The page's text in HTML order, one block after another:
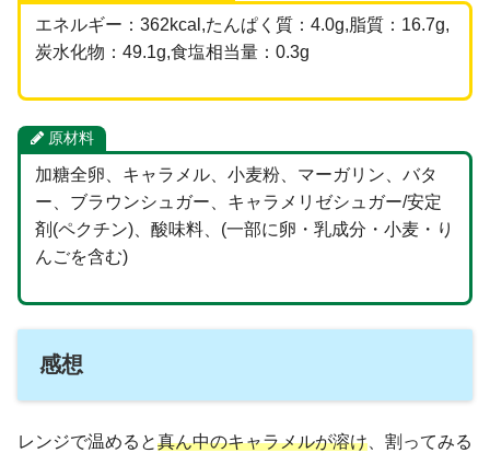
エネルギー：362kcal,たんぱく質：4.0g,脂質：16.7g,
炭水化物：49.1g,食塩相当量：0.3g
原材料
加糖全卵、キャラメル、小麦粉、マーガリン、バタ
ー、ブラウンシュガー、キャラメリゼシュガー/安定
剤(ペクチン)、酸味料、(一部に卵・乳成分・小麦・り
んごを含む)
感想
レンジで温めると真ん中のキャラメルが溶け、割ってみる